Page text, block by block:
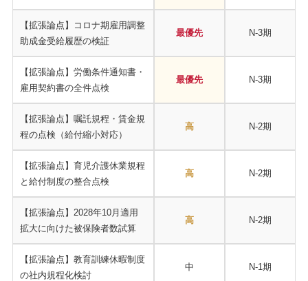
【拡張論点】コロナ期雇用調整
助成金受給履歴の検証
最優先 N-3期
【拡張論点】労働条件通知書・
雇用契約書の全件点検
最優先 N-3期
【拡張論点】嘱託規程・賃金規
程の点検（給付縮小対応）
高 N-2期
【拡張論点】育児介護休業規程
と給付制度の整合点検
高 N-2期
【拡張論点】2028年10月適用
拡大に向けた被保険者数試算
高 N-2期
【拡張論点】教育訓練休暇制度
の社内規程化検討
中 N-1期